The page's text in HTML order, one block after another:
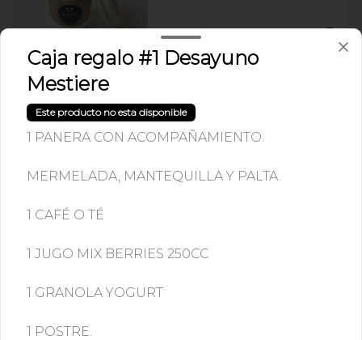
$4.190
Shot de café + Leche texturizada
(Sabor suave) + Saborizado con syrup
$4.890
Té Matcha + Leche texturizada
Caja regalo #1 Desayuno
Mestiere
Este producto no esta disponible
1 PANERA CON ACOMPAÑAMIENTO.
MERMELADA, MANTEQUILLA Y PALTA.
1 CAFÉ O TÉ
1 JUGO MIX BERRIES 250CC
1 GRANOLA YOGURT
1 POSTRE.